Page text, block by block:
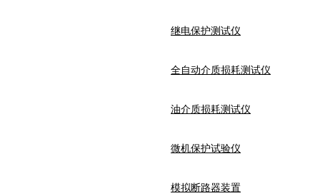
继电保护测试仪
全自动介质损耗测试仪
油介质损耗测试仪
微机保护试验仪
模拟断路器装置